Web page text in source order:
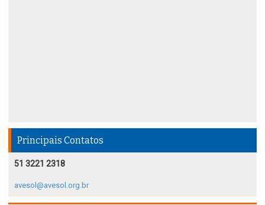
Principais Contatos
51 3221 2318
avesol@avesol.org.br